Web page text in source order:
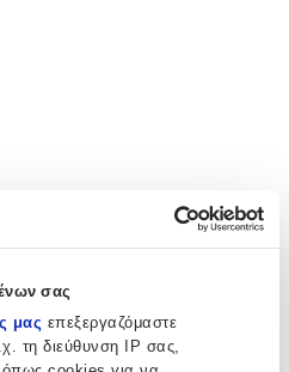
σας
μας επεξεργαζόμαστε
τη διεύθυνση IP σας,